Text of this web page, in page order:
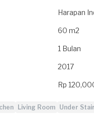
Harapan
60 m2
1 Bulan
2017
Rp
Living Room Under